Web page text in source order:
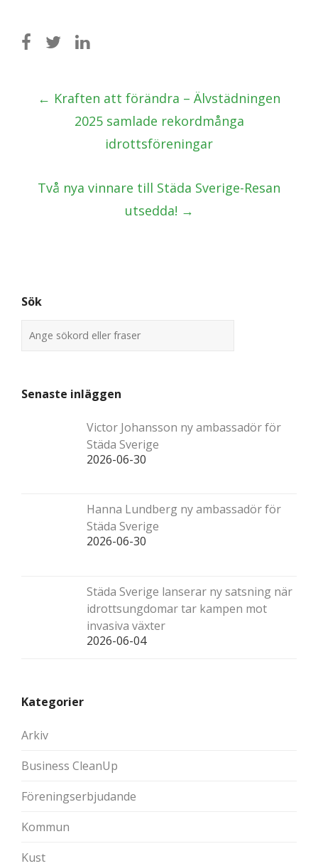
Post
navigation
← Kraften att förändra – Älvstädningen
2025 samlade rekordmånga
idrottsföreningar
Två nya vinnare till Städa Sverige-Resan
utsedda! →
Sök
Senaste inläggen
Victor Johansson ny ambassadör för
Städa Sverige
2026-06-30
Hanna Lundberg ny ambassadör för
Städa Sverige
2026-06-30
Städa Sverige lanserar ny satsning när
idrottsungdomar tar kampen mot
invasiva växter
2026-06-04
Kategorier
Arkiv
Business CleanUp
Föreningserbjudande
Kommun
Kust